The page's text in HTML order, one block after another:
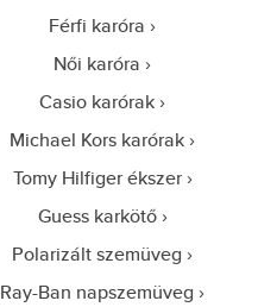
Férfi karóra
Női karóra
Casio karórak
Michael Kors karórak
Tomy Hilfiger ékszer
Guess karkötő
Polarizált szemüveg
Ray-Ban napszemüveg